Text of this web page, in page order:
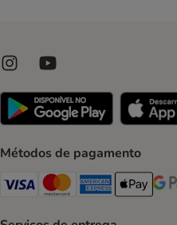
Métodos de pagamento
Visa Payment Method
Mastercard Payment
American Express
Apple Pay